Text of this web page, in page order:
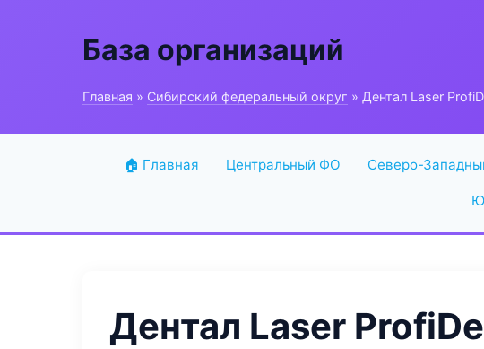
База организаций
Главная » Сибирский федеральный округ » Дентал Laser
🏠 Главная Центральный ФО Северо-
Дентал Laser